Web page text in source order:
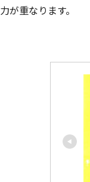
力が重なります。